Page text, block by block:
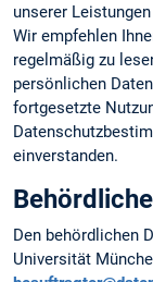
unserer
Wir empfehlen
regelmäßig zu
persönlichen
fortgesetzte
einverstanden.
Den behördlichen
Universität